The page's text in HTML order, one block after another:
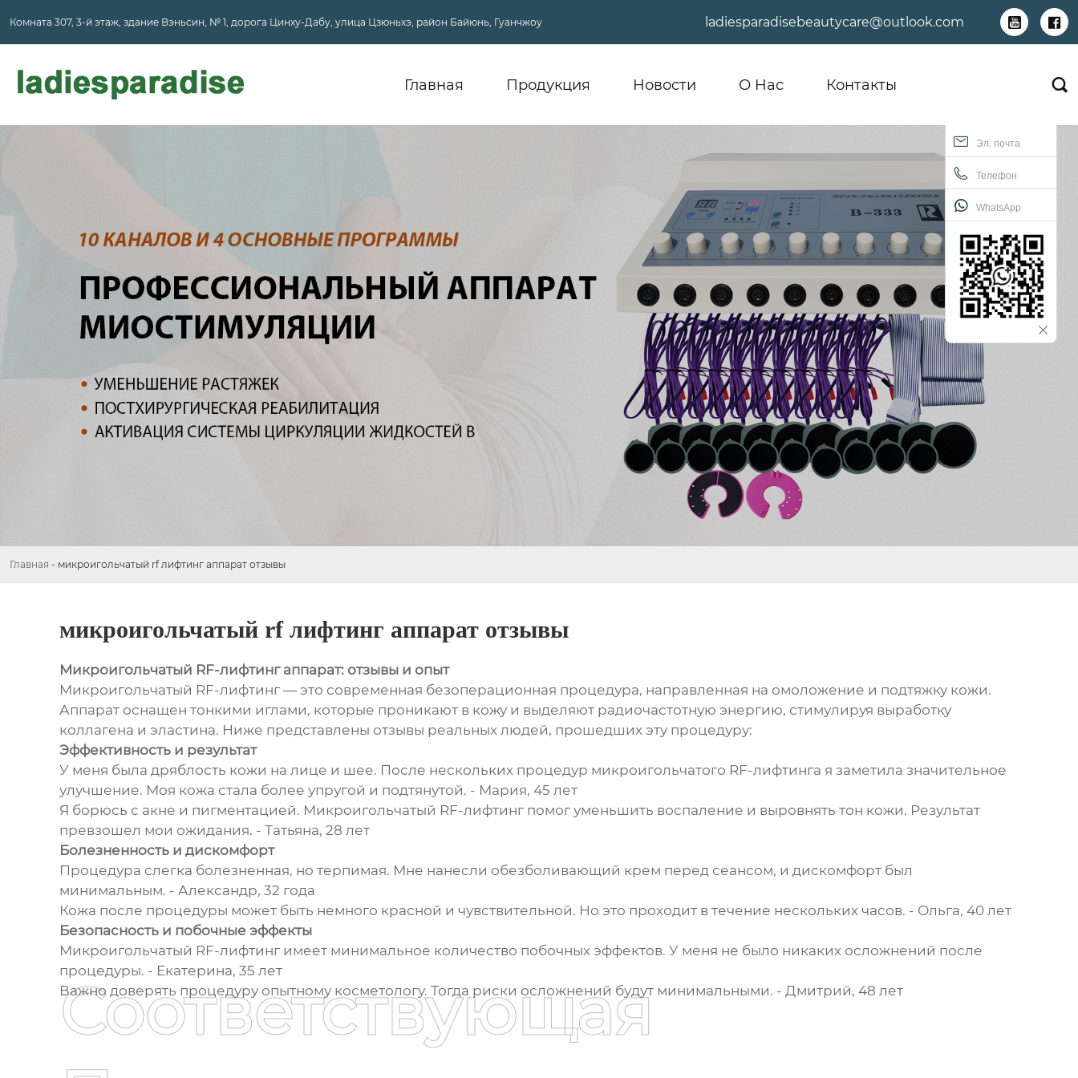
Комната 307, 3-й этаж, здание Вэньсин, № 1, дорога Цинху-Дабу, улица Цзюньхэ, район Байюнь, Гуанчжоу ladiesparadisebeautycare@outlook.com  
Главная Продукция Новости О Hас Контакты 
Главная - микроигольчатый rf лифтинг аппарат отзывы
микроигольчатый rf лифтинг аппарат отзывы
Микроигольчатый RF-лифтинг аппарат: отзывы и опыт
Микроигольчатый RF-лифтинг — это современная безоперационная процедура, направленная на омоложение и подтяжку кожи.
Аппарат оснащен тонкими иглами, которые проникают в кожу и выделяют радиочастотную энергию, стимулируя выработку
коллагена и эластина. Ниже представлены отзывы реальных людей, прошедших эту процедуру:
Эффективность и результат
У меня была дряблость кожи на лице и шее. После нескольких процедур микроигольчатого RF-лифтинга я заметила значительное
улучшение. Моя кожа стала более упругой и подтянутой. - Мария, 45 лет
Я борюсь с акне и пигментацией. Микроигольчатый RF-лифтинг помог уменьшить воспаление и выровнять тон кожи. Результат
превзошел мои ожидания. - Татьяна, 28 лет
Болезненность и дискомфорт
Процедура слегка болезненная, но терпимая. Мне нанесли обезболивающий крем перед сеансом, и дискомфорт был
минимальным. - Александр, 32 года
Кожа после процедуры может быть немного красной и чувствительной. Но это проходит в течение нескольких часов. - Ольга, 40 лет
Безопасность и побочные эффекты
Микроигольчатый RF-лифтинг имеет минимальное количество побочных эффектов. У меня не было никаких осложнений после
процедуры. - Екатерина, 35 лет
Важно доверять процедуру опытному косметологу. Тогда риски осложнений будут минимальными. - Дмитрий, 48 лет
Соответствующая
Эл. почта
Телефон
WhatsApp